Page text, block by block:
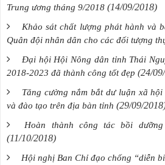
Trung ương tháng 9/2018 (14/09/2018)
Khảo sát chất lượng phát hành và
Quân đội nhân dân cho các đối tượng
Đại hội Hội Nông dân tỉnh Thái
2018-2023 đã thành công tốt đẹp (24/
Tăng cường nắm bắt dư luận xã
và đào tạo trên địa bàn tỉnh (29/09/
Hoàn thành công tác bồi
(11/10/2018)
Hội nghị Ban Chỉ đạo chống “diễn